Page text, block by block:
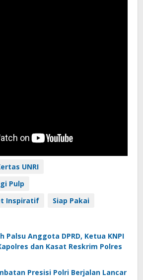
UNRI
Pulp
Inspiratif
Siap Pakai
Palsu Anggota DPRD, Ketua KNPI
dan Kasat Reskrim Polres
Presisi Polri Berjalan Lancar